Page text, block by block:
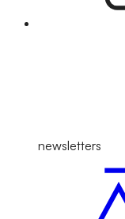
newsletters